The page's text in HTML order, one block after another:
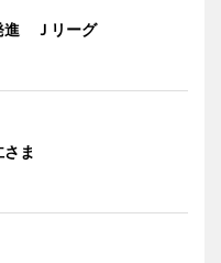
進 Ｊリーグ
ま